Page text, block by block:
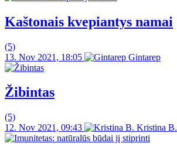
Kaštonais kvepiantys namai
(5)
13. Nov 2021, 18:05
Gintarep
Žibintas
(5)
12. Nov 2021, 09:43
Kristina B.